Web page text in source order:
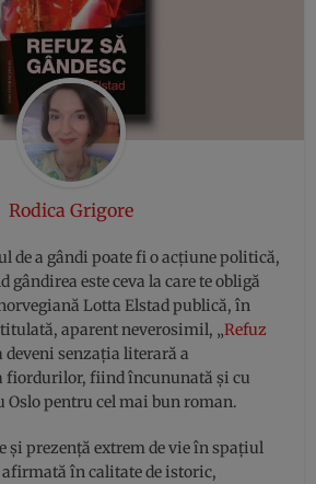
Rodica Grigore
de a gândi poate fi o acțiune politică,
gândirea este ceva la care te obligă
Lotta Elstad publică, în
aparent neverosimil, „Refuz
deveni senzația literară a
fiordurilor, fiind încununată și cu
pentru cel mai bun roman.
și prezență extrem de vie în spațiul
în calitate de istoric,